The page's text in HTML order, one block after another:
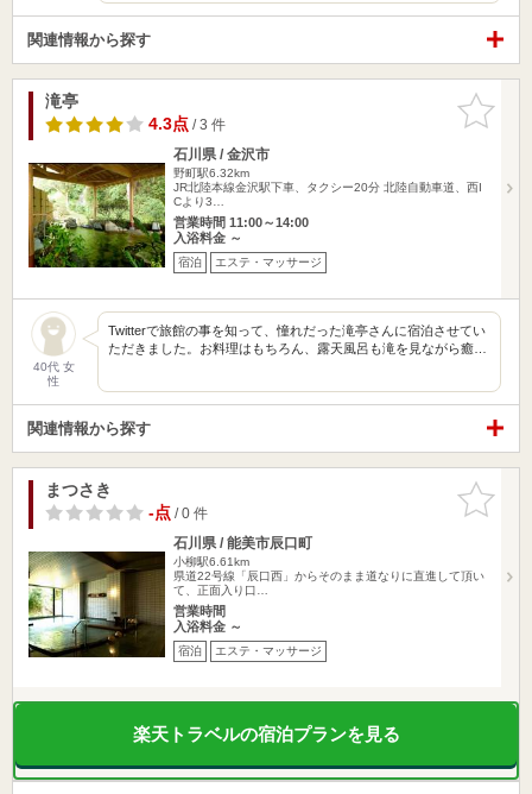
関連情報から探す
お気に入
りに追加
滝亭
4.3点/ 3 件
石川県 / 金沢市
野町駅6.32km
JR北陸本線金沢駅下車、タクシー20分 北陸自動車道、西I
Cより3…
営業時間 11:00～14:00
入浴料金 ～
宿泊 エステ・マッサージ
40代 女
性
Twitterで旅館の事を知って、憧れだった滝亭さんに宿泊させてい
ただきました。お料理はもちろん、露天風呂も滝を見ながら癒…
関連情報から探す
お気に入
りに追加
まつさき
-点/ 0 件
石川県 / 能美市辰口町
小柳駅6.61km
県道22号線「辰口西」からそのまま道なりに直進して頂い
て、正面入り口…
営業時間
入浴料金 ～
宿泊 エステ・マッサージ
楽天トラベルの宿泊プランを見る